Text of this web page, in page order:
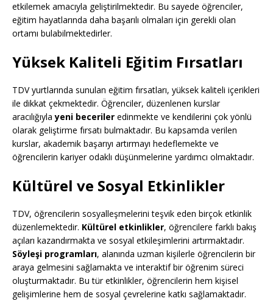
etkilemek amacıyla geliştirilmektedir. Bu sayede öğrenciler,
eğitim hayatlarında daha başarılı olmaları için gerekli olan
ortamı bulabilmektedirler.
Yüksek Kaliteli Eğitim Fırsatları
TDV yurtlarında sunulan eğitim fırsatları, yüksek kaliteli içerikleri
ile dikkat çekmektedir. Öğrenciler, düzenlenen kurslar
aracılığıylayeni beceriler edinmekte ve kendilerini çok yönlü
olarak geliştirme fırsatı bulmaktadır. Bu kapsamda verilen
kurslar, akademik başarıyı artırmayı hedeflemekte ve
öğrencilerin kariyer odaklı düşünmelerine yardımcı olmaktadır.
Kültürel ve Sosyal Etkinlikler
TDV, öğrencilerin sosyalleşmelerini teşvik eden birçok etkinlik
düzenlemektedir. Kültürel etkinlikler, öğrencilere farklı bakış
açıları kazandırmakta ve sosyal etkileşimlerini artırmaktadır.
Söyleşi programları, alanında uzman kişilerle öğrencilerin bir
araya gelmesini sağlamakta ve interaktif bir öğrenim süreci
oluşturmaktadır. Bu tür etkinlikler, öğrencilerin hem kişisel
gelişimlerine hem de sosyal çevrelerine katkı sağlamaktadır.